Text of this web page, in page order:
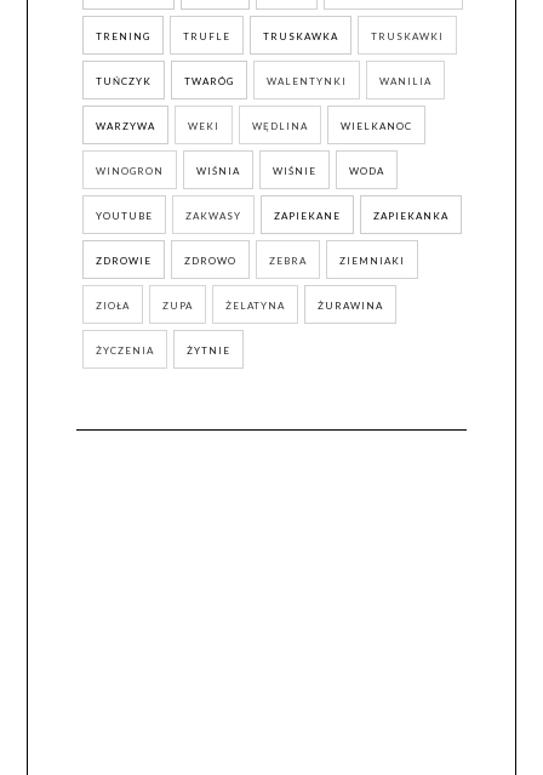
TRENING TRUFLE TRUSKAWKA TRUSKAWKI
TUŃCZYK TWARÓG WALENTYNKI WANILIA
WARZYWA WEKI WĘDLINA WIELKANOC
WINOGRON WIŚNIA WIŚNIE WODA
YOUTUBE ZAKWASY ZAPIEKANE ZAPIEKANKA
ZDROWIE ZDROWO ZEBRA ZIEMNIAKI
ZIOŁA ZUPA ŻELATYNA ŻURAWINA
ŻYCZENIA ŻYTNIE